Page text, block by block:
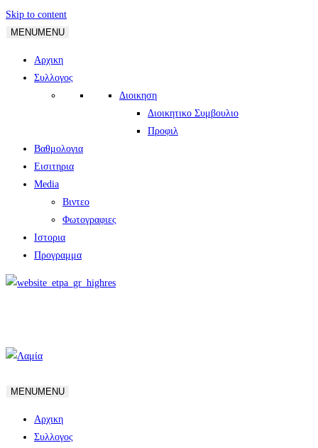
Skip to content
MENUMENU
Αρχικη
Συλλογος
Διοικηση
Διοικητικο Συμβουλιο
Προφιλ
Βαθμολογια
Εισιτηρια
Media
Βιντεο
Φωτογραφιες
Ιστορια
Πρoγραμμα
MENUMENU
Αρχικη
Συλλογος